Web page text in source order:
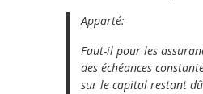
Apparté:
Faut-il pour les
des échéances
sur le capital restant